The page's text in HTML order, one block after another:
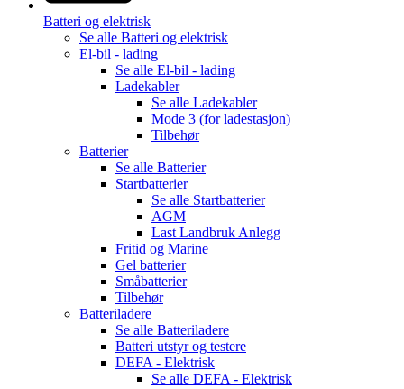
Batteri og elektrisk
Se alle Batteri og elektrisk
El-bil - lading
Se alle El-bil - lading
Ladekabler
Se alle Ladekabler
Mode 3 (for ladestasjon)
Tilbehør
Batterier
Se alle Batterier
Startbatterier
Se alle Startbatterier
AGM
Last Landbruk Anlegg
Fritid og Marine
Gel batterier
Småbatterier
Tilbehør
Batteriladere
Se alle Batteriladere
Batteri utstyr og testere
DEFA - Elektrisk
Se alle DEFA - Elektrisk